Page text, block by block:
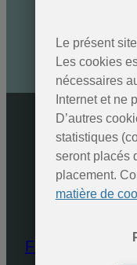
Fédération des
Le présent
Les cookies
nécessaires
Internet et ne
D’autres
statistiques
seront placés
placement.
matière de